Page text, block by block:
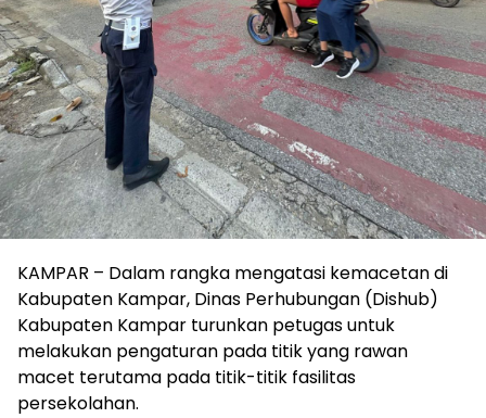
KAMPAR – Dalam rangka mengatasi kemacetan di
Kabupaten Kampar, Dinas Perhubungan (Dishub)
Kabupaten Kampar turunkan petugas untuk
melakukan pengaturan pada titik yang rawan
macet terutama pada titik-titik fasilitas
persekolahan.